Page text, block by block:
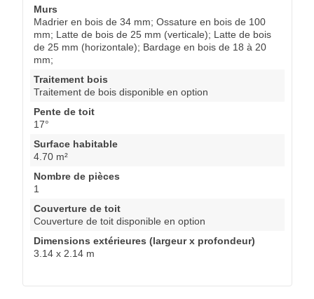
Murs
Madrier en bois de 34 mm; Ossature en bois de 100
mm; Latte de bois de 25 mm (verticale); Latte de bois
de 25 mm (horizontale); Bardage en bois de 18 à 20
mm;
Traitement bois
Traitement de bois disponible en option
Pente de toit
17°
Surface habitable
4.70 m²
Nombre de pièces
1
Couverture de toit
Couverture de toit disponible en option
Dimensions extérieures (largeur x profondeur)
3.14 x 2.14 m